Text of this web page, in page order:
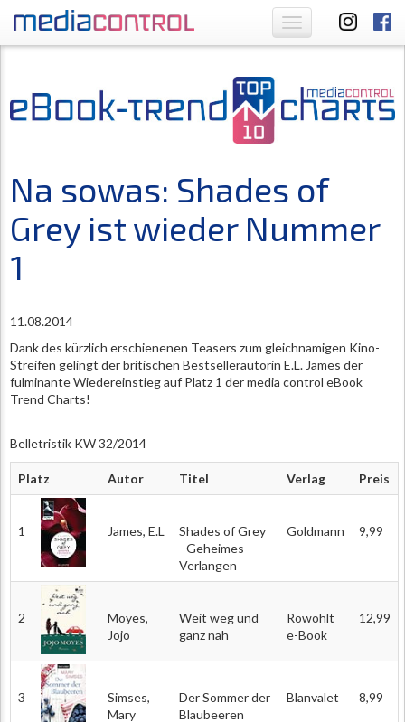
Toggle
navigation
Na sowas: Shades of
Grey ist wieder Nummer
1
11.08.2014
Dank des kürzlich erschienenen Teasers zum gleichnamigen Kino-
Streifen gelingt der britischen Bestsellerautorin E.L. James der
fulminante Wiedereinstieg auf Platz 1 der media control eBook
Trend Charts!
Belletristik KW 32/2014
Platz Autor Titel Verlag Preis
1 James, E.L
Shades of Grey
- Geheimes
Verlangen
Goldmann 9,99
2
Moyes,
Jojo
Weit weg und
ganz nah
Rowohlt
e-Book
12,99
3
Simses,
Mary
Der Sommer der
Blaubeeren
Blanvalet 8,99